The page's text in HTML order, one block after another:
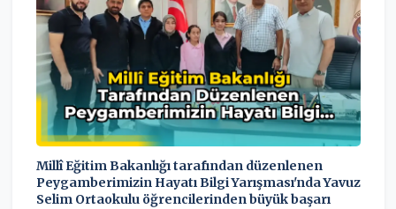
Millî Eğitim Bakanlığı tarafından düzenlenen
Peygamberimizin Hayatı Bilgi Yarışması'nda Yavuz
Selim Ortaokulu öğrencilerinden büyük başarı